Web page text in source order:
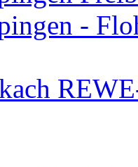
-